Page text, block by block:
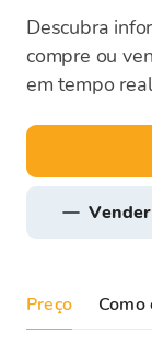
Descubra
compre ou
em tempo
Preço Como